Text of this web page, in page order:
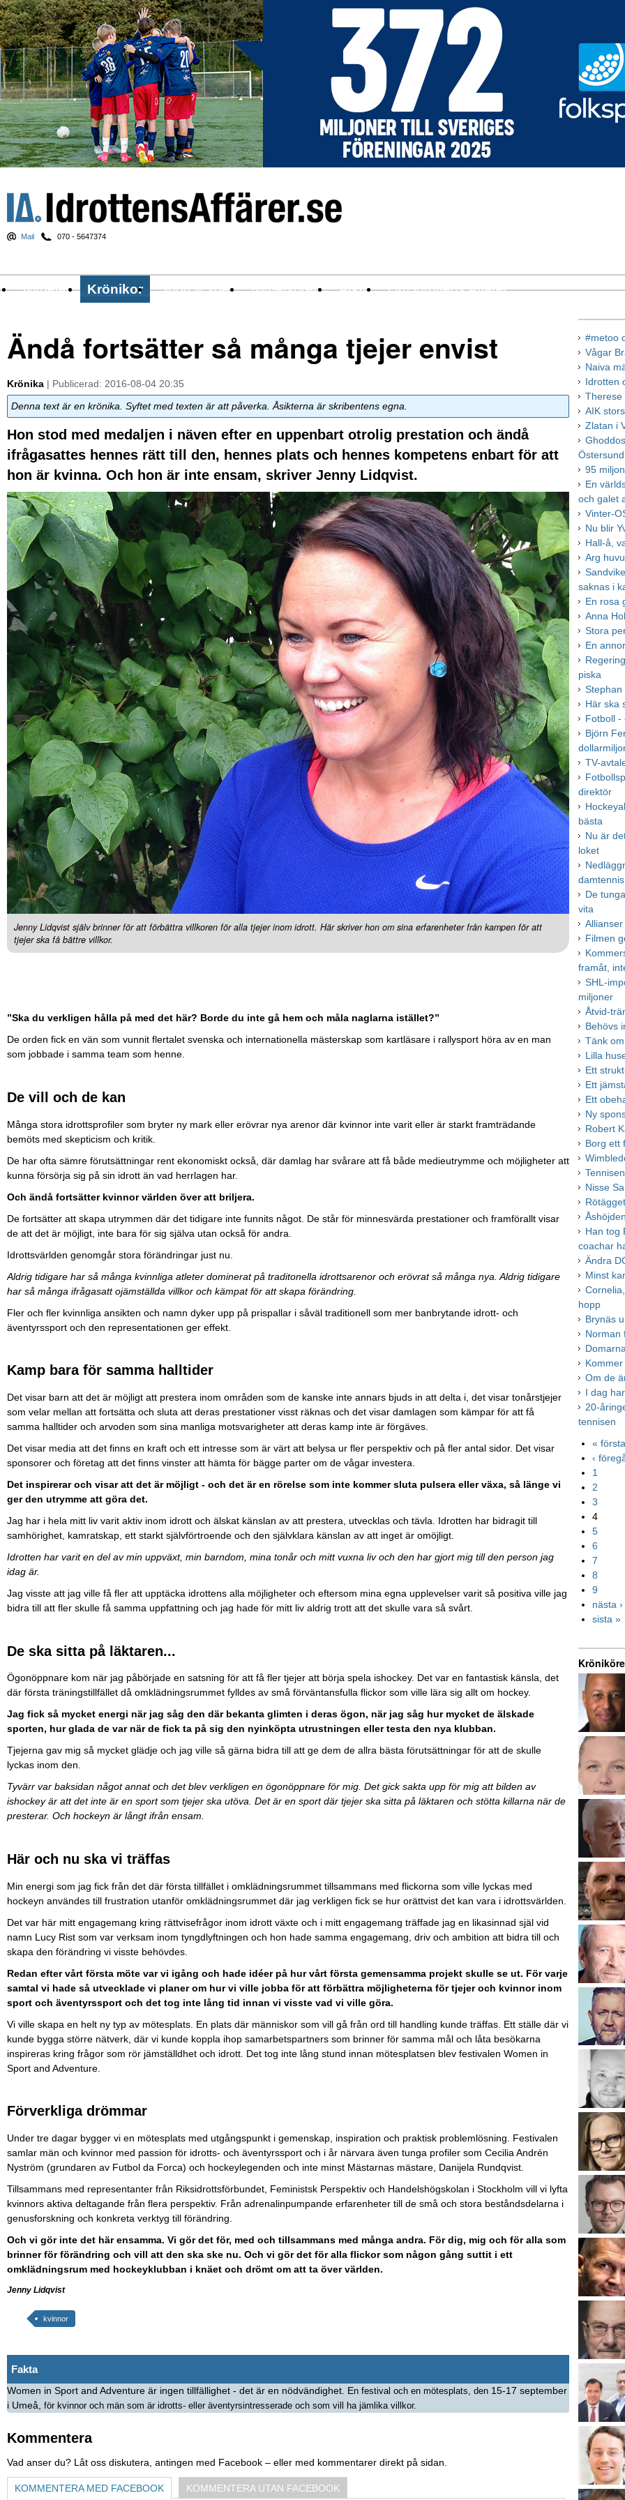
Mail 070 - 5647374
Nyheter Krönikor Sport & spel Nyhetsbrev Arkiv Om Idrottens Affärer
Ändå fortsätter så många tjejer envist
Krönika | Publicerad: 2016-08-04 20:35
Denna text är en krönika. Syftet med texten är att påverka. Åsikterna är skribentens egna.
Hon stod med medaljen i näven efter en uppenbart otrolig prestation och ändå
ifrågasattes hennes rätt till den, hennes plats och hennes kompetens enbart för att
hon är kvinna. Och hon är inte ensam, skriver Jenny Lidqvist.
Jenny Lidqvist själv brinner för att förbättra villkoren för alla tjejer inom idrott. Här skriver hon om sina erfarenheter från kampen för att
tjejer ska få bättre villkor.
”Ska du verkligen hålla på med det här? Borde du inte gå hem och måla naglarna istället?”
De orden fick en vän som vunnit flertalet svenska och internationella mästerskap som kartläsare i rallysport höra av en man
som jobbade i samma team som henne.
De vill och de kan
Många stora idrottsprofiler som bryter ny mark eller erövrar nya arenor där kvinnor inte varit eller är starkt framträdande
bemöts med skepticism och kritik.
De har ofta sämre förutsättningar rent ekonomiskt också, där damlag har svårare att få både medieutrymme och möjligheter att
kunna försörja sig på sin idrott än vad herrlagen har.
Och ändå fortsätter kvinnor världen över att briljera.
De fortsätter att skapa utrymmen där det tidigare inte funnits något. De står för minnesvärda prestationer och framförallt visar
de att det är möjligt, inte bara för sig själva utan också för andra.
Idrottsvärlden genomgår stora förändringar just nu.
Aldrig tidigare har så många kvinnliga atleter dominerat på traditonella idrottsarenor och erövrat så många nya. Aldrig tidigare
har så många ifrågasatt ojämställda villkor och kämpat för att skapa förändring.
Fler och fler kvinnliga ansikten och namn dyker upp på prispallar i såväl traditionell som mer banbrytande idrott- och
äventyrssport och den representationen ger effekt.
Kamp bara för samma halltider
Det visar barn att det är möjligt att prestera inom områden som de kanske inte annars bjuds in att delta i, det visar tonårstjejer
som velar mellan att fortsätta och sluta att deras prestationer visst räknas och det visar damlagen som kämpar för att få
samma halltider och arvoden som sina manliga motsvarigheter att deras kamp inte är förgäves.
Det visar media att det finns en kraft och ett intresse som är värt att belysa ur fler perspektiv och på fler antal sidor. Det visar
sponsorer och företag att det finns vinster att hämta för bägge parter om de vågar investera.
Det inspirerar och visar att det är möjligt - och det är en rörelse som inte kommer sluta pulsera eller växa, så länge vi
ger den utrymme att göra det.
Jag har i hela mitt liv varit aktiv inom idrott och älskat känslan av att prestera, utvecklas och tävla. Idrotten har bidragit till
samhörighet, kamratskap, ett starkt självförtroende och den självklara känslan av att inget är omöjligt.
Idrotten har varit en del av min uppväxt, min barndom, mina tonår och mitt vuxna liv och den har gjort mig till den person jag
idag är.
Jag visste att jag ville få fler att upptäcka idrottens alla möjligheter och eftersom mina egna upplevelser varit så positiva ville jag
bidra till att fler skulle få samma uppfattning och jag hade för mitt liv aldrig trott att det skulle vara så svårt.
De ska sitta på läktaren...
Ögonöppnare kom när jag påbörjade en satsning för att få fler tjejer att börja spela ishockey. Det var en fantastisk känsla, det
där första träningstillfället då omklädningsrummet fylldes av små förväntansfulla flickor som ville lära sig allt om hockey.
Jag fick så mycket energi när jag såg den där bekanta glimten i deras ögon, när jag såg hur mycket de älskade
sporten, hur glada de var när de fick ta på sig den nyinköpta utrustningen eller testa den nya klubban.
Tjejerna gav mig så mycket glädje och jag ville så gärna bidra till att ge dem de allra bästa förutsättningar för att de skulle
lyckas inom den.
Tyvärr var baksidan något annat och det blev verkligen en ögonöppnare för mig. Det gick sakta upp för mig att bilden av
ishockey är att det inte är en sport som tjejer ska utöva. Det är en sport där tjejer ska sitta på läktaren och stötta killarna när de
presterar. Och hockeyn är långt ifrån ensam.
Här och nu ska vi träffas
Min energi som jag fick från det där första tillfället i omklädningsrummet tillsammans med flickorna som ville lyckas med
hockeyn användes till frustration utanför omklädningsrummet där jag verkligen fick se hur orättvist det kan vara i idrottsvärlden.
Det var här mitt engagemang kring rättvisefrågor inom idrott växte och i mitt engagemang träffade jag en likasinnad själ vid
namn Lucy Rist som var verksam inom tyngdlyftningen och hon hade samma engagemang, driv och ambition att bidra till och
skapa den förändring vi visste behövdes.
Redan efter vårt första möte var vi igång och hade idéer på hur vårt första gemensamma projekt skulle se ut. För varje
samtal vi hade så utvecklade vi planer om hur vi ville jobba för att förbättra möjligheterna för tjejer och kvinnor inom
sport och äventyrssport och det tog inte lång tid innan vi visste vad vi ville göra.
Vi ville skapa en helt ny typ av mötesplats. En plats där människor som vill gå från ord till handling kunde träffas. Ett ställe där vi
kunde bygga större nätverk, där vi kunde koppla ihop samarbetspartners som brinner för samma mål och låta besökarna
inspireras kring frågor som rör jämställdhet och idrott. Det tog inte lång stund innan mötesplatsen blev festivalen Women in
Sport and Adventure.
Förverkliga drömmar
Under tre dagar bygger vi en mötesplats med utgångspunkt i gemenskap, inspiration och praktisk problemlösning. Festivalen
samlar män och kvinnor med passion för idrotts- och äventyrssport och i år närvara även tunga profiler som Cecilia Andrén
Nyström (grundaren av Futbol da Forca) och hockeylegenden och inte minst Mästarnas mästare, Danijela Rundqvist.
Tillsammans med representanter från Riksidrottsförbundet, Feministsk Perspektiv och Handelshögskolan i Stockholm vill vi lyfta
kvinnors aktiva deltagande från flera perspektiv. Från adrenalinpumpande erfarenheter till de små och stora beståndsdelarna i
genusforskning och konkreta verktyg till förändring.
Och vi gör inte det här ensamma. Vi gör det för, med och tillsammans med många andra. För dig, mig och för alla som
brinner för förändring och vill att den ska ske nu. Och vi gör det för alla flickor som någon gång suttit i ett
omklädningsrum med hockeyklubban i knäet och drömt om att ta över världen.
Jenny Lidqvist
kvinnor
Fakta
Women in Sport and Adventure är ingen tillfällighet - det är en nödvändighet. En festival och en mötesplats, den 15-17 september
i Umeå,
för kvinnor och män som är idrotts- eller äventyrsintresserade och som vill ha jämlika villkor.
Kommentera
Vad anser du? Låt oss diskutera, antingen med Facebook – eller med kommentarer direkt på sidan.
KOMMENTERA MED FACEBOOK KOMMENTERA UTAN FACEBOOK
#metoo
Vågar
Naiva
Idrotten
Therese
AIK
Zlatan i
95
En
och galet
Vinter-
Nu blir
Hall-å,
Arg
saknas i
En rosa
Anna
Stora
En
piska
Stephan
Här ska
Fotboll -
Björn
TV-
direktör
bästa
Nu är
loket
damtennis
De
vita
Filmen
framåt,
SHL-
miljoner
Åtvid-
Behövs
Tänk
Lilla
Ett
Ett
Ett
Ny
Robert
Borg ett
Nisse
Han tog
coachar
Ändra
Minst
hopp
Brynäs
Norman
Om de
I dag
20-
tennisen
«
‹
1
2
3
4
5
6
7
8
9
nästa ›
sista »